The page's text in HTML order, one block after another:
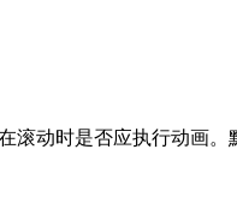
滚动时是否应执行动画。